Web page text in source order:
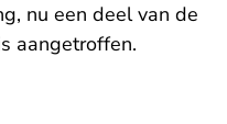
nu een deel van de
aangetroffen.